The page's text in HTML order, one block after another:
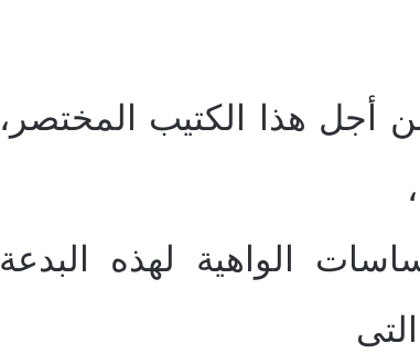
أجل هذا الكتيب المختصر،
الواهية لهذه البدعة